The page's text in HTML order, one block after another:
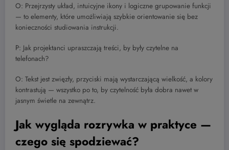
O: Przejrzysty układ, intuicyjne ikony i logiczne grupowanie funkcji
— to elementy, które umożliwiają szybkie orientowanie się bez
konieczności studiowania instrukcji.
P: Jak projektanci upraszczają treści, by były czytelne na
telefonach?
O: Tekst jest zwięzły, przyciski mają wystarczającą wielkość, a kolory
kontrastują — wszystko po to, by czytelność była dobra nawet w
jasnym świetle na zewnątrz.
Jak wygląda rozrywka w praktyce —
czego się spodziewać?